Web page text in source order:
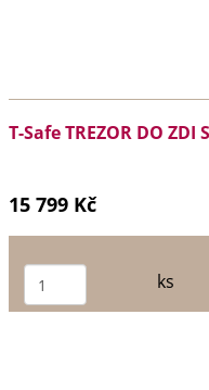
T-Safe TREZOR DO ZDI
15 799 Kč
ks